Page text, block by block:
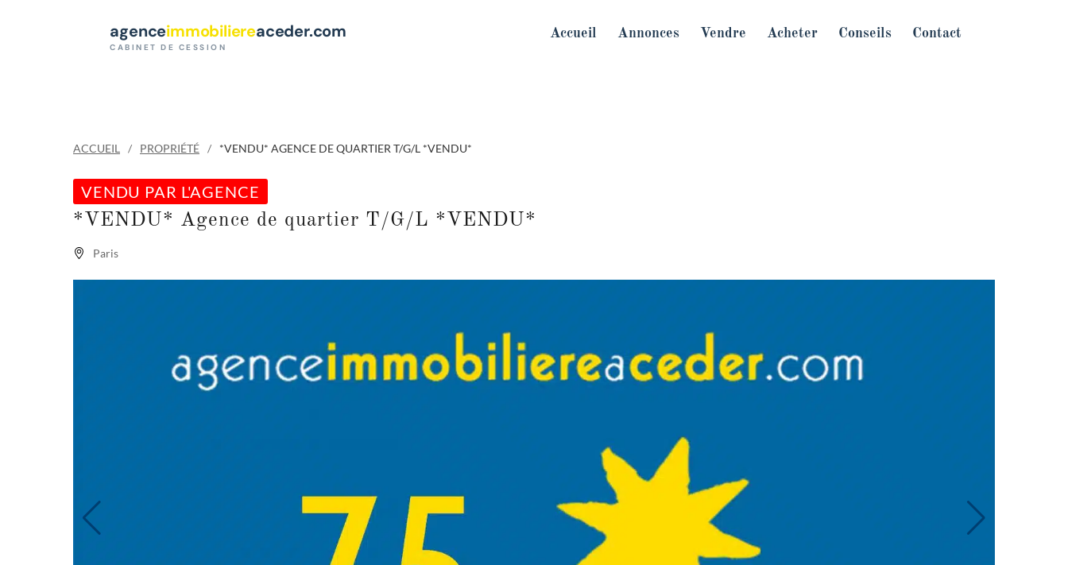
agenceimmobiliereaceder.com
CABINET DE CESSION
Accueil Annonces Vendre Acheter Conseils Contact
ACCUEIL PROPRIÉTÉ *VENDU* AGENCE DE QUARTIER T/G/L *VENDU*
VENDU PAR L'AGENCE
*VENDU* Agence de quartier T/G/L *VENDU*
Paris